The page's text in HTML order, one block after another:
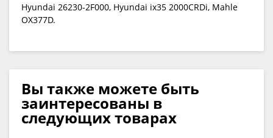
Hyundai 26230-2F000, Hyundai ix35 2000CRDi, Mahle
OX377D.
Вы также можете быть
заинтересованы в
следующих товарах